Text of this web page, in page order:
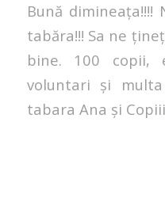
Bună
tabăra!!! Sa ne
bine. 100 copii,
voluntari și
tabara Ana și Copiii